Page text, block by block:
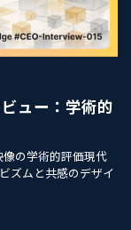
ュー：学術的
の学術的評価現代
ズムと共感のデザイ